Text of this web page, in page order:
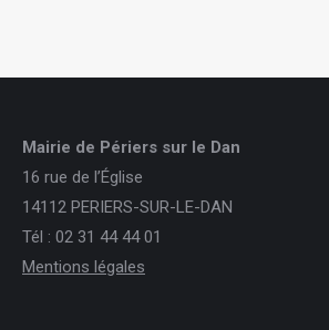
Mairie de Périers sur le Dan
16 rue de l’Église
14112 PERIERS-SUR-LE-DAN
Tél : 02 31 44 44 01
Mentions légales